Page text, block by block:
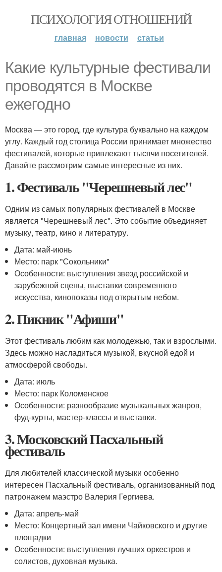
ПСИХОЛОГИЯ ОТНОШЕНИЙ
главная новости статьи
Какие культурные фестивали
проводятся в Москве
ежегодно
Москва — это город, где культура буквально на каждом
углу. Каждый год столица России принимает множество
фестивалей, которые привлекают тысячи посетителей.
Давайте рассмотрим самые интересные из них.
1. Фестиваль "Черешневый лес"
Одним из самых популярных фестивалей в Москве
является "Черешневый лес". Это событие объединяет
музыку, театр, кино и литературу.
Дата: май-июнь
Место: парк "Сокольники"
Особенности: выступления звезд российской и
зарубежной сцены, выставки современного
искусства, кинопоказы под открытым небом.
2. Пикник "Афиши"
Этот фестиваль любим как молодежью, так и взрослыми.
Здесь можно насладиться музыкой, вкусной едой и
атмосферой свободы.
Дата: июль
Место: парк Коломенское
Особенности: разнообразие музыкальных жанров,
фуд-курты, мастер-классы и выставки.
3. Московский Пасхальный
фестиваль
Для любителей классической музыки особенно
интересен Пасхальный фестиваль, организованный под
патронажем маэстро Валерия Гергиева.
Дата: апрель-май
Место: Концертный зал имени Чайковского и другие
площадки
Особенности: выступления лучших оркестров и
солистов, духовная музыка.